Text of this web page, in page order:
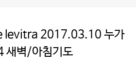
levitra 2017.03.10 누가
벽/아침기도